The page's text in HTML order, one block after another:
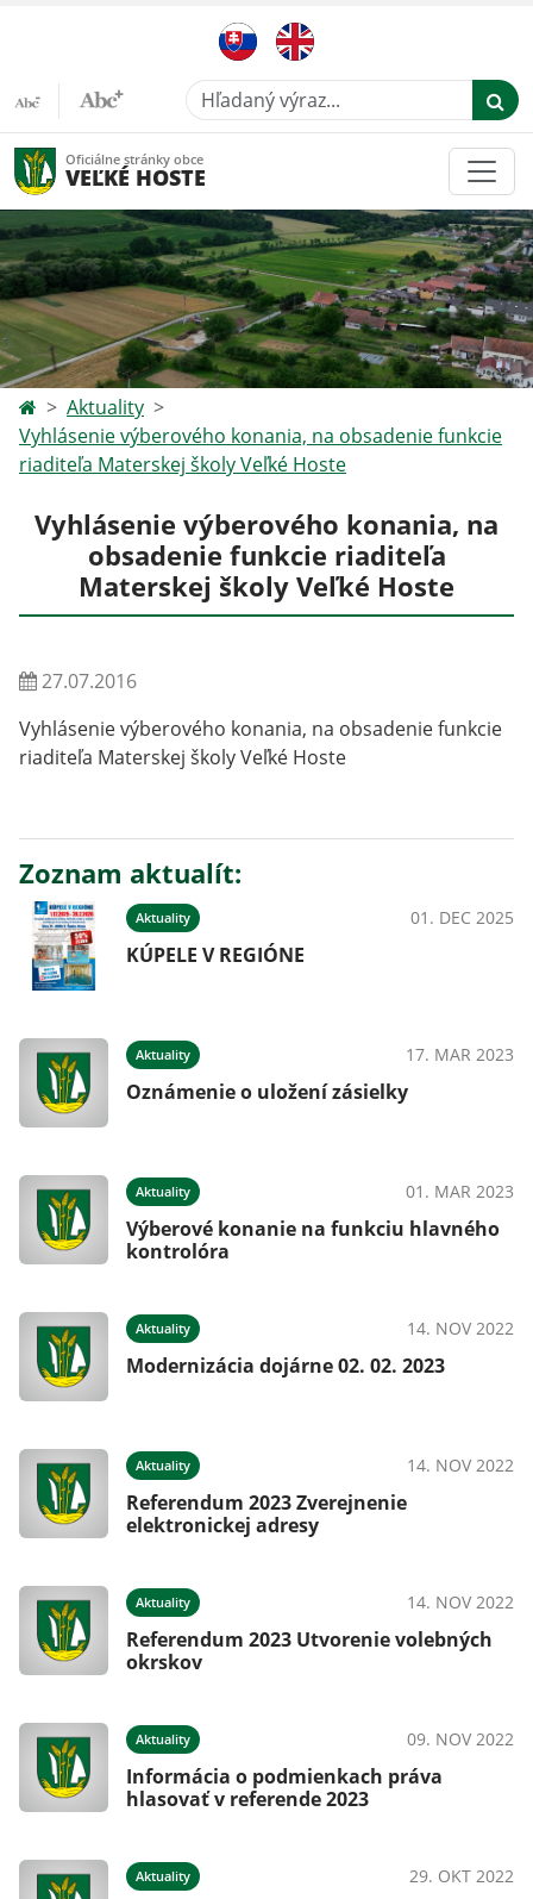
Hľadaný výraz...
Oficiálne stránky obce
VEĽKÉ HOSTE
Aktuality
Vyhlásenie výberového konania, na obsadenie funkcie
riaditeľa Materskej školy Veľké Hoste
Vyhlásenie výberového konania, na
obsadenie funkcie riaditeľa
Materskej školy Veľké Hoste
27.07.2016
Vyhlásenie výberového konania, na obsadenie funkcie
riaditeľa Materskej školy Veľké Hoste
Zoznam aktualít:
Aktuality 01. DEC 2025
KÚPELE V REGIÓNE
Aktuality 17. MAR 2023
Oznámenie o uložení zásielky
Aktuality 01. MAR 2023
Výberové konanie na funkciu hlavného
kontrolóra
Aktuality 14. NOV 2022
Modernizácia dojárne 02. 02. 2023
Aktuality 14. NOV 2022
Referendum 2023 Zverejnenie
elektronickej adresy
Aktuality 14. NOV 2022
Referendum 2023 Utvorenie volebných
okrskov
Aktuality 09. NOV 2022
Informácia o podmienkach práva
hlasovať v referende 2023
Aktuality 29. OKT 2022